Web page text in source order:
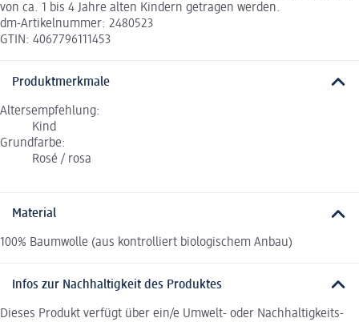
von ca. 1 bis 4 Jahre alten Kindern getragen werden.
dm-Artikelnummer: 2480523
GTIN: 4067796111453
Produktmerkmale
Altersempfehlung:
Kind
Grundfarbe:
Rosé / rosa
Material
100% Baumwolle (aus kontrolliert biologischem Anbau)
Infos zur Nachhaltigkeit des Produktes
Dieses Produkt verfügt über ein/e Umwelt- oder Nachhaltigkeits-